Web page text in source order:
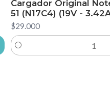
Cargador Original
51 (N17C4) (19V -
$29.000
Cantidad